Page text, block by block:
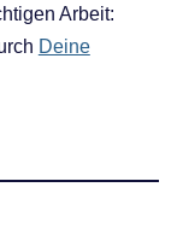
Arbeit:
Deine